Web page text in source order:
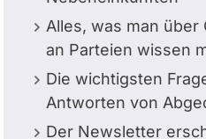
Alles, was man über
an Parteien wissen
Die wichtigsten
Antworten von
Der Newsletter